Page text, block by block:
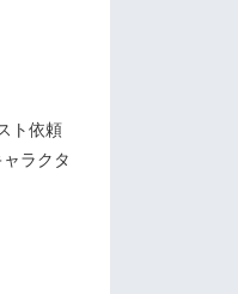
ト依頼
ラクタ